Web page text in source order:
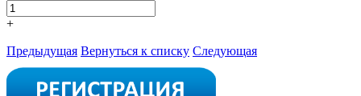
+
Предыдущая Вернуться к списку Следующая